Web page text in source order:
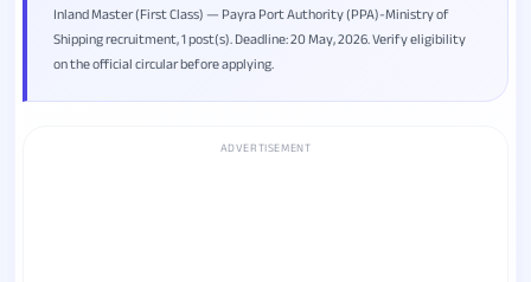
Inland Master (First Class) — Payra Port Authority (PPA)-Ministry of
Shipping recruitment, 1 post(s). Deadline: 20 May, 2026. Verify eligibility
on the official circular before applying.
ADVERTISEMENT